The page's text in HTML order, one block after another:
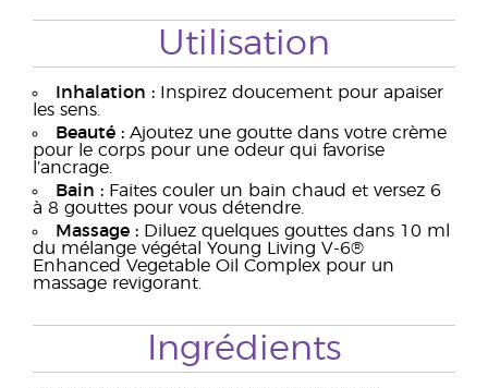
Utilisation
Inhalation : Inspirez doucement pour apaiser
les sens.
Beauté : Ajoutez une goutte dans votre crème
pour le corps pour une odeur qui favorise
l’ancrage.
Bain : Faites couler un bain chaud et versez 6
à 8 gouttes pour vous détendre.
Massage : Diluez quelques gouttes dans 10 ml
du mélange végétal Young Living V-6®
Enhanced Vegetable Oil Complex pour un
massage revigorant.
Ingrédients